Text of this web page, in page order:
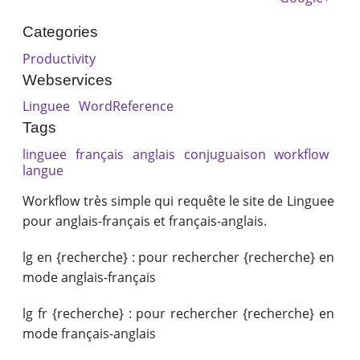
Categories
Productivity
Webservices
Linguee WordReference
Tags
linguee français anglais conjuguaison workflow
langue
Workflow très simple qui requête le site de Linguee
pour anglais-français et français-anglais.
lg en {recherche} : pour rechercher {recherche} en
mode anglais-français
lg fr {recherche} : pour rechercher {recherche} en
mode français-anglais